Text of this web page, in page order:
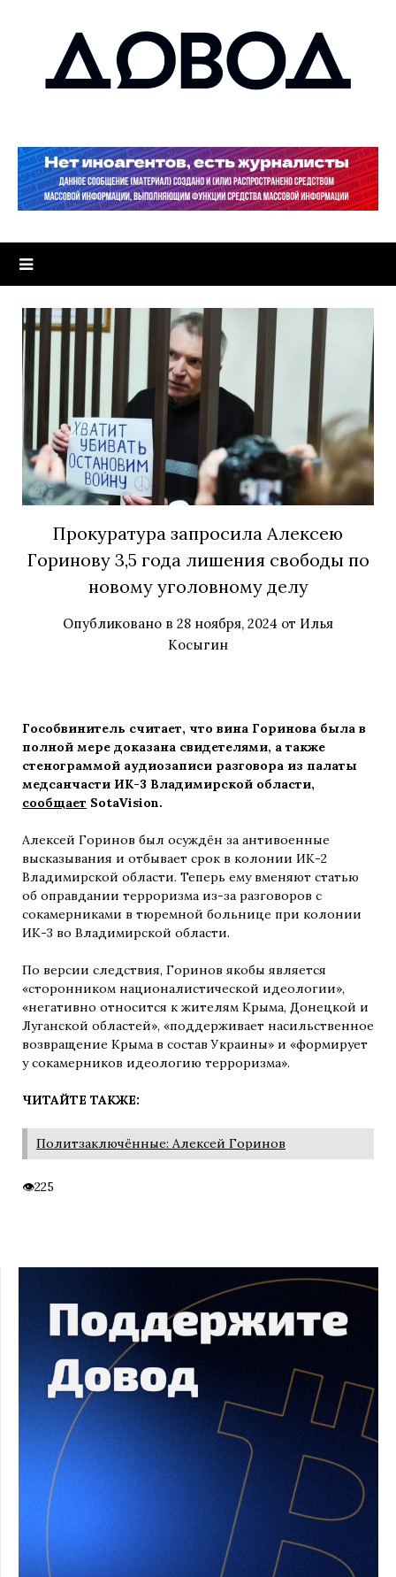
Прокуратура запросила Алексею
Горинову 3,5 года лишения свободы по
новому уголовному делу
Опубликовано в 28 ноября, 2024 от Илья
Косыгин
Гособвинитель считает, что вина Горинова была в
полной мере доказана свидетелями, а также
стенограммой аудиозаписи разговора из палаты
медсанчасти ИК-3 Владимирской области,
сообщает SotaVision.
Алексей Горинов был осуждён за антивоенные
высказывания и отбывает срок в колонии ИК-2
Владимирской области. Теперь ему вменяют статью
об оправдании терроризма из-за разговоров с
сокамерниками в тюремной больнице при колонии
ИК-3 во Владимирской области.
По версии следствия, Горинов якобы является
«сторонником националистической идеологии»,
«негативно относится к жителям Крыма, Донецкой и
Луганской областей», «поддерживает насильственное
возвращение Крыма в состав Украины» и «формирует
у сокамерников идеологию терроризма».
ЧИТАЙТЕ ТАКЖЕ:
Политзаключённые: Алексей Горинов
225